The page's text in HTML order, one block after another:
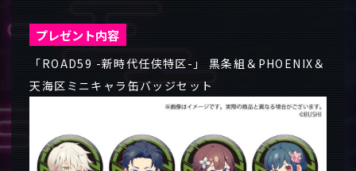
プレゼント内容
「ROAD59 -新時代任侠特区-」 黒条組＆PHOENIX＆
天海区ミニキャラ缶バッジセット